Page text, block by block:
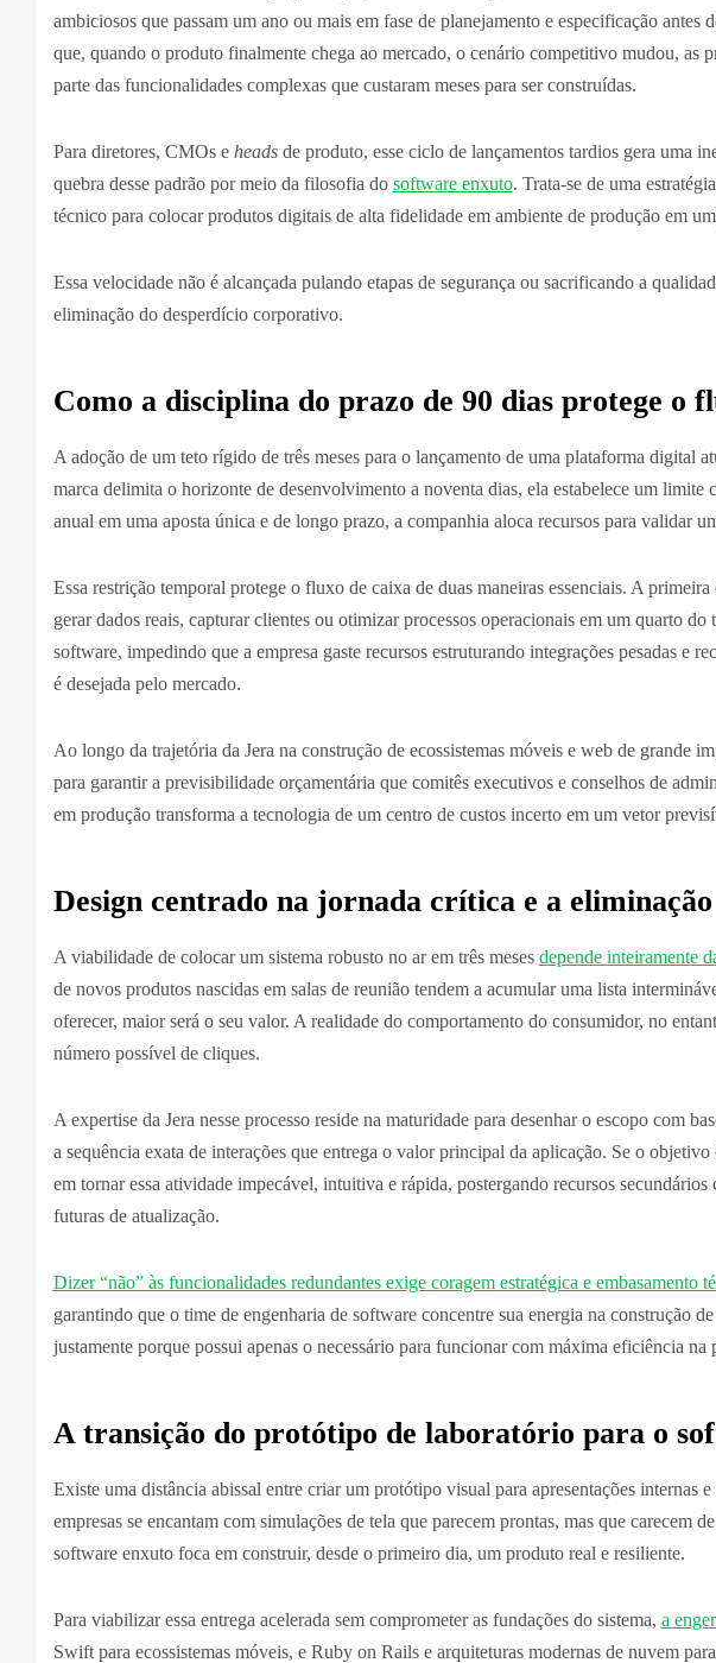
ambiciosos que passam um ano ou mais em fase de planejamento e especificação
que, quando o produto finalmente chega ao mercado, o cenário competitivo mudou, as
parte das funcionalidades complexas que custaram meses para ser construídas.
Para diretores, CMOs e headsde produto, esse ciclo de lançamentos tardios gera uma
quebra desse padrão por meio da filosofia do software enxuto. Trata-se de uma
técnico para colocar produtos digitais de alta fidelidade em ambiente de produção em
Essa velocidade não é alcançada pulando etapas de segurança ou sacrificando a
eliminação do desperdício corporativo.
Como a disciplina do prazo de 90 dias protege o
A adoção de um teto rígido de três meses para o lançamento de uma plataforma digital
marca delimita o horizonte de desenvolvimento a noventa dias, ela estabelece um
anual em uma aposta única e de longo prazo, a companhia aloca recursos para validar
Essa restrição temporal protege o fluxo de caixa de duas maneiras essenciais. A
gerar dados reais, capturar clientes ou otimizar processos operacionais em um quarto
software, impedindo que a empresa gaste recursos estruturando integrações pesadas e
é desejada pelo mercado.
Ao longo da trajetória da Jera na construção de ecossistemas móveis e web de grande
para garantir a previsibilidade orçamentária que comitês executivos e conselhos de
em produção transforma a tecnologia de um centro de custos incerto em um vetor
Design centrado na jornada crítica e a
A viabilidade de colocar um sistema robusto no ar em três meses depende inteiramente
de novos produtos nascidas em salas de reunião tendem a acumular uma lista
oferecer, maior será o seu valor. A realidade do comportamento do consumidor, no
número possível de cliques.
A expertise da Jera nesse processo reside na maturidade para desenhar o escopo com
a sequência exata de interações que entrega o valor principal da aplicação. Se o
em tornar essa atividade impecável, intuitiva e rápida, postergando recursos
futuras de atualização.
Dizer “não” às funcionalidades redundantes exige coragem estratégica e embasamento
garantindo que o time de engenharia de software concentre sua energia na construção
justamente porque possui apenas o necessário para funcionar com máxima eficiência na
A transição do protótipo de laboratório para o
Existe uma distância abissal entre criar um protótipo visual para apresentações
empresas se encantam com simulações de tela que parecem prontas, mas que
software enxuto foca em construir, desde o primeiro dia, um produto real e resiliente.
Para viabilizar essa entrega acelerada sem comprometer as fundações do sistema, a
Swift para ecossistemas móveis, e Ruby on Rails e arquiteturas modernas de nuvem